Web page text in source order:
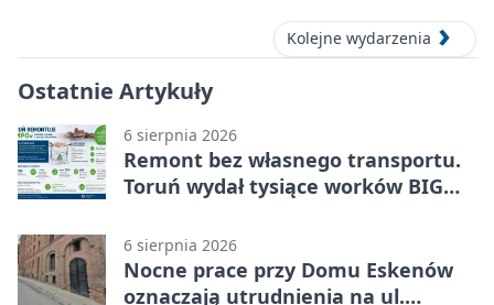
Kolejne wydarzenia
Ostatnie Artykuły
6 sierpnia 2026
Remont bez własnego transportu.
Toruń wydał tysiące worków BIG
6 sierpnia 2026
Nocne prace przy Domu Eskenów
oznaczają utrudnienia na ul.